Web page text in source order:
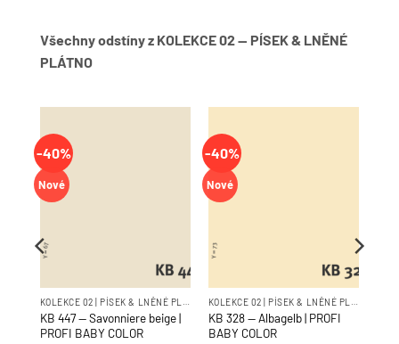
Všechny odstíny z KOLEKCE 02 — PÍSEK & LNĚNÉ
PLÁTNO
-40%
Nové
KOLEKCE 02 | PÍSEK & LNĚNÉ PLÁTNO
KB 447 — Savonniere beige |
PROFI BABY COLOR
-40%
Nové
KOLEKCE 02 | PÍSEK & LNĚNÉ PLÁTNO
KB 328 — Albagelb | PROFI
BABY COLOR